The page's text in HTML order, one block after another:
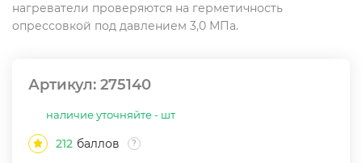
нагреватели проверяются на герметичность
опрессовкой под давлением 3,0 МПа.
Артикул: 275140
наличие уточняйте - шт
212 баллов ?